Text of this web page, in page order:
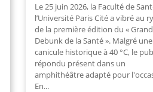
Le 25 juin 2026, la Faculté de
l’Université Paris Cité a vibré au
de la première édition du « Grand
Debunk de la Santé ». Malgré une
canicule historique à 40 °C, le
répondu présent dans un
amphithéâtre adapté pour
En...